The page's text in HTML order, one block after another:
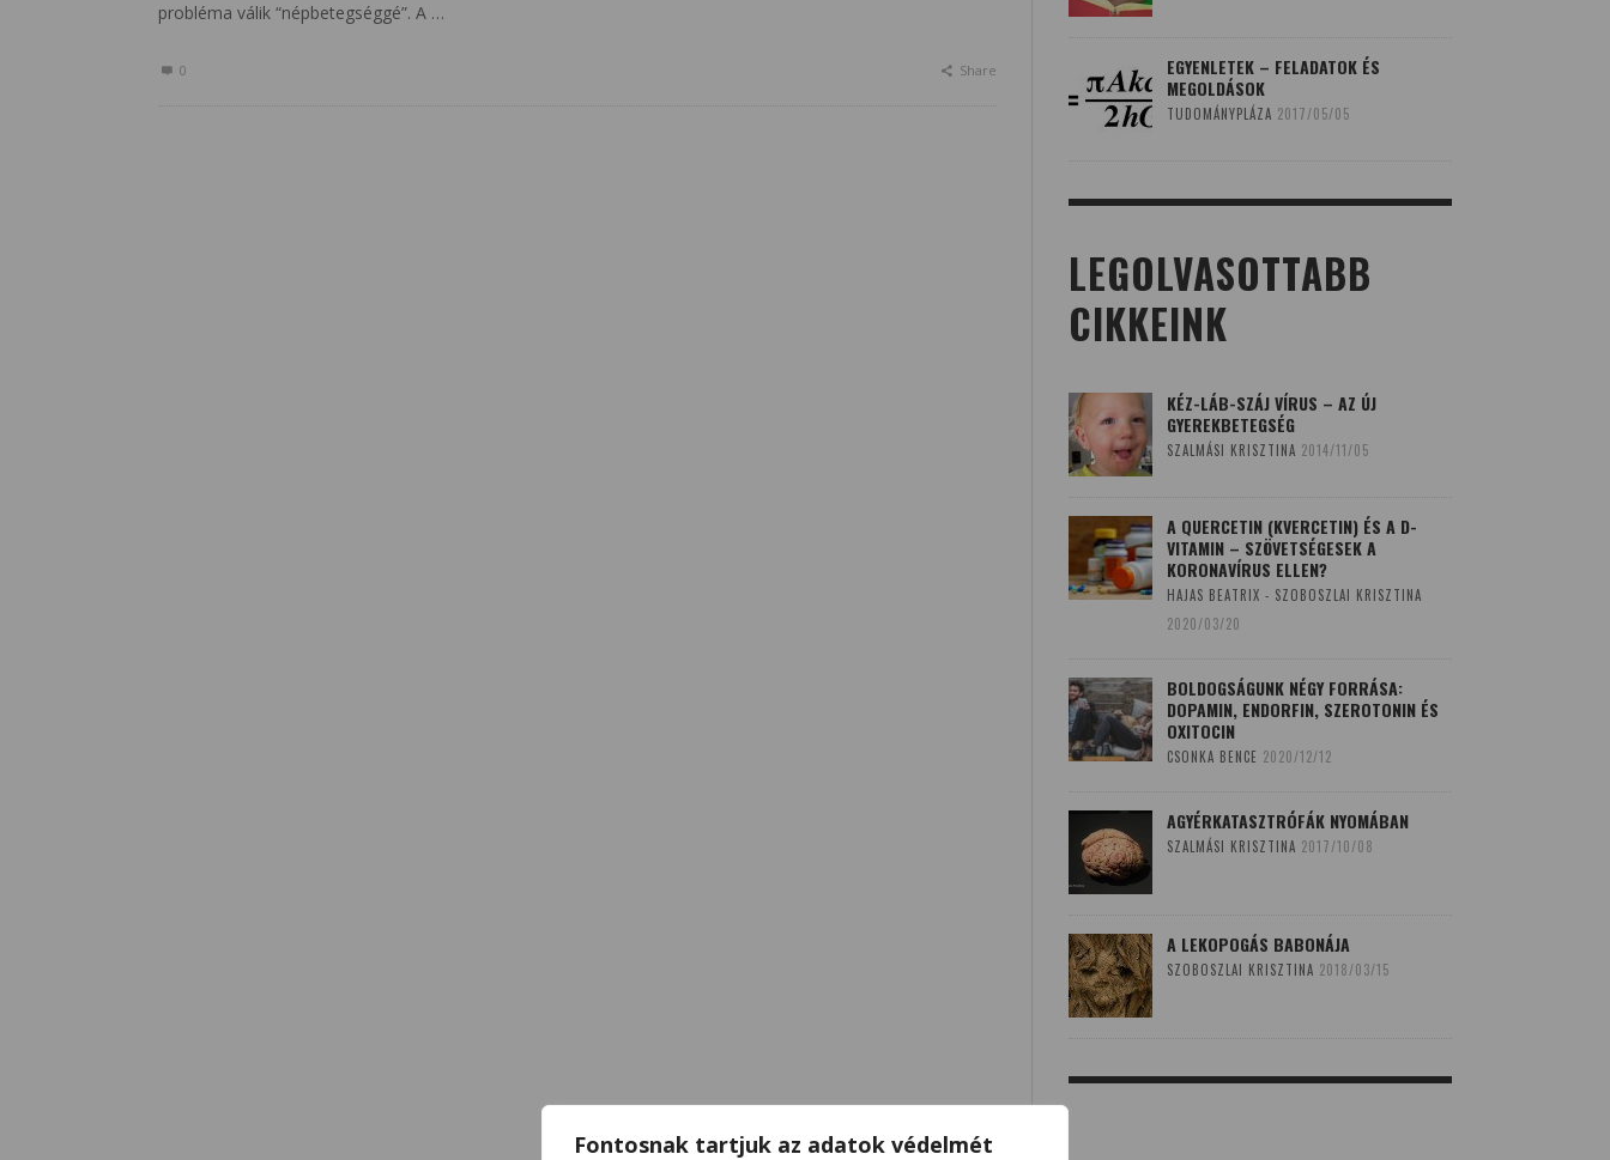
Fontosnak tartjuk az adatok védelmét
probléma válik “népbetegséggé”. A …
0 Share
EGYENLETEK – FELADATOK ÉS
MEGOLDÁSOK
TUDOMÁNYPLÁZA 2017/05/05
LEGOLVASOTTABB
CIKKEINK
KÉZ-LÁB-SZÁJ VÍRUS – AZ ÚJ
GYEREKBETEGSÉG
SZALMÁSI KRISZTINA 2014/11/05
A QUERCETIN (KVERCETIN) ÉS A D-
VITAMIN – SZÖVETSÉGESEK A
KORONAVÍRUS ELLEN?
HAJAS BEATRIX - SZOBOSZLAI KRISZTINA
2020/03/20
BOLDOGSÁGUNK NÉGY FORRÁSA:
DOPAMIN, ENDORFIN, SZEROTONIN ÉS
OXITOCIN
CSONKA BENCE 2020/12/12
AGYÉRKATASZTRÓFÁK NYOMÁBAN
SZALMÁSI KRISZTINA 2017/10/08
A LEKOPOGÁS BABONÁJA
SZOBOSZLAI KRISZTINA 2018/03/15